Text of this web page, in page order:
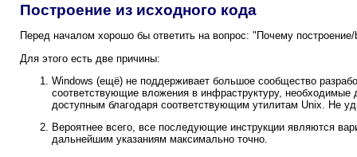
Построение из исходного кода
Перед началом хорошо бы ответить на вопрос: "Почему
Для этого есть две причины:
Windows (ещё) не поддерживает большое сообщество
соответствующие вложения в инфраструктуру,
доступным благодаря соответствующим утилитам Unix. Не
Вероятнее всего, все последующие инструкции являются
дальнейшим указаниям максимально точно.